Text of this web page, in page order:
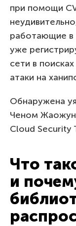
при помощи
работающие в
уже
сети в
атаки на
Обнаружена
Ченом
Cloud Security
Что
и